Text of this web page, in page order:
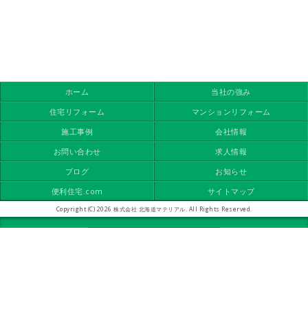
ホーム
当社の強み
住宅リフォーム
マンションリフォーム
施工事例
会社情報
お問い合わせ
求人情報
ブログ
お知らせ
便利住宅.com
サイトマップ
Copyright (C) 2026 株式会社 北海道マテリアル. All Rights Reserved.